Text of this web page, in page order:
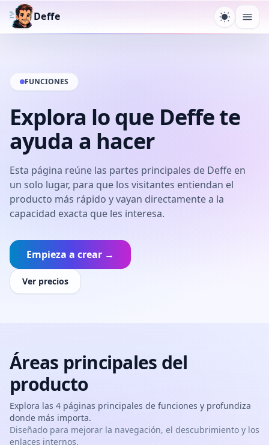
Deffe
Cambiar
FUNCIONES
Explora lo que Deffe te
ayuda a hacer
Esta página reúne las partes principales de Deffe en
un solo lugar, para que los visitantes entiendan el
producto más rápido y vayan directamente a la
capacidad exacta que les interesa.
Empieza a crear →
Ver precios
Áreas principales del
producto
Explora las 4 páginas principales de funciones y profundiza
donde más importa.
Diseñado para mejorar la navegación, el descubrimiento y los
enlaces internos.